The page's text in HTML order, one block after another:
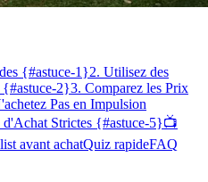
{#astuce-1}2. Utilisez des
{#astuce-2}3. Comparez les Prix
Pas en Impulsion
Strictes {#astuce-5}📺
avant achatQuiz rapideFAQ